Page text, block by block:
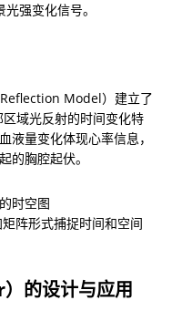
强变化信号。
Model）建立了
域光反射的时间变化特
液量变化体现心率信息，
的胸腔起伏。
时空图
阵形式捕捉时间和空间
的设计与应用